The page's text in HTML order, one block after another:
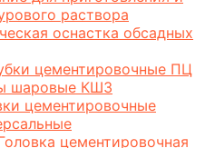
раствора
оснастка обсадных
цементировочные ПЦ
шаровые КШЗ
цементировочные
цементировочная